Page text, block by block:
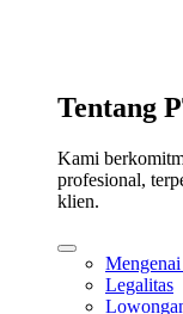
Tentang
Kami
profesional,
klien.
Legalitas